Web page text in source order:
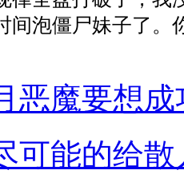
间泡僵尸妹子了。
恶魔要想
可能的给散